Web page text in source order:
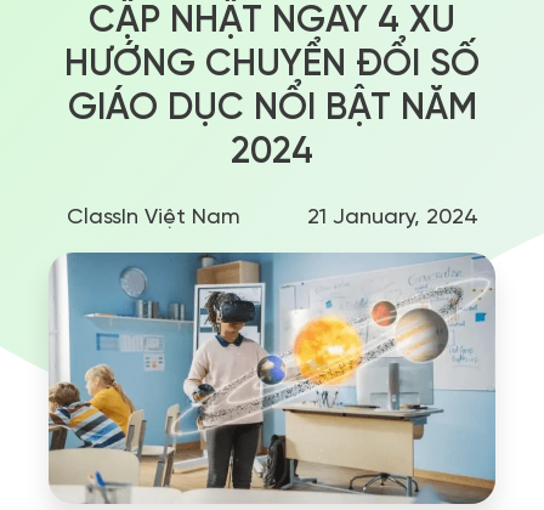
CẬP NHẬT NGAY 4 XU
HƯỚNG CHUYỂN ĐỔI SỐ
GIÁO DỤC NỔI BẬT NĂM
2024
ClassIn Việt Nam 21 January, 2024